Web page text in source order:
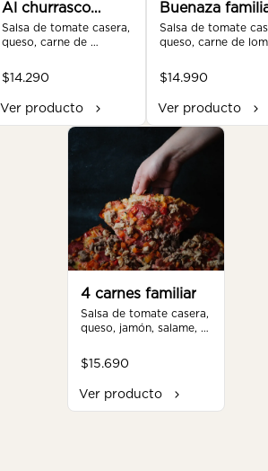
Al churrasco
familiar
Salsa de tomate casera,
queso, carne de
pimentón, tomate,
orégano.
$14.290
Ver producto
Buenaza
Salsa de tomate
queso, carne de
orégano.
$14.990
Ver producto
4 carnes familiar
Salsa de tomate casera,
queso, jamón, salame,
pimentón, tomate,
orégano.
$15.690
Ver producto